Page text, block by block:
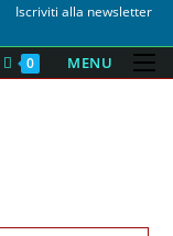
Iscriviti alla newsletter
0
MENU